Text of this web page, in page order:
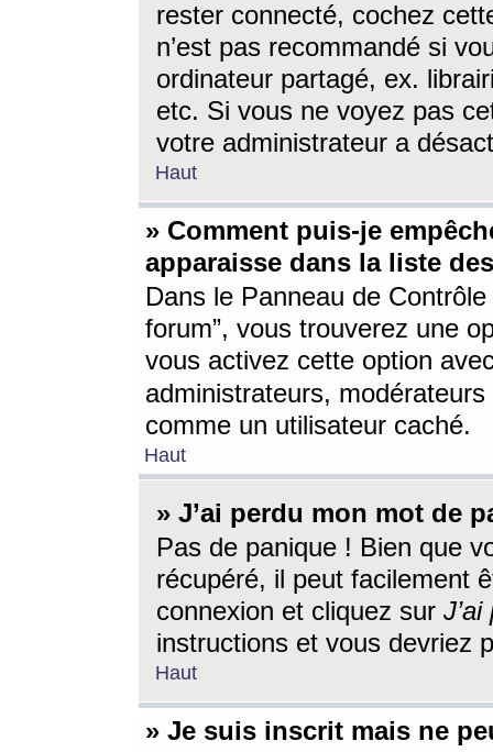
rester connecté, cochez
n’est pas recommandé si
ordinateur partagé, ex.
etc. Si vous ne voyez pas
votre administrateur a
Haut
» Comment puis-je
apparaisse dans la liste
Dans le Panneau de
forum”, vous trouverez une
vous activez cette option
administrateurs,
comme un utilisateur caché.
Haut
» J’ai perdu mon mot de
Pas de panique ! Bien que
récupéré, il peut facilement
connexion et cliquez sur
instructions et vous devriez
Haut
» Je suis inscrit mais ne